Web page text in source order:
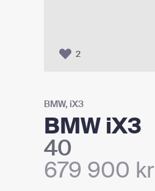
2
BMW, iX3
BMW iX3
40
679 900 kr